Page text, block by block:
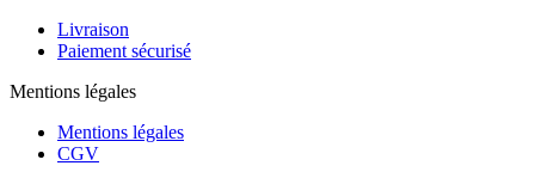
Livraison
Paiement sécurisé
Mentions légales
Mentions légales
CGV